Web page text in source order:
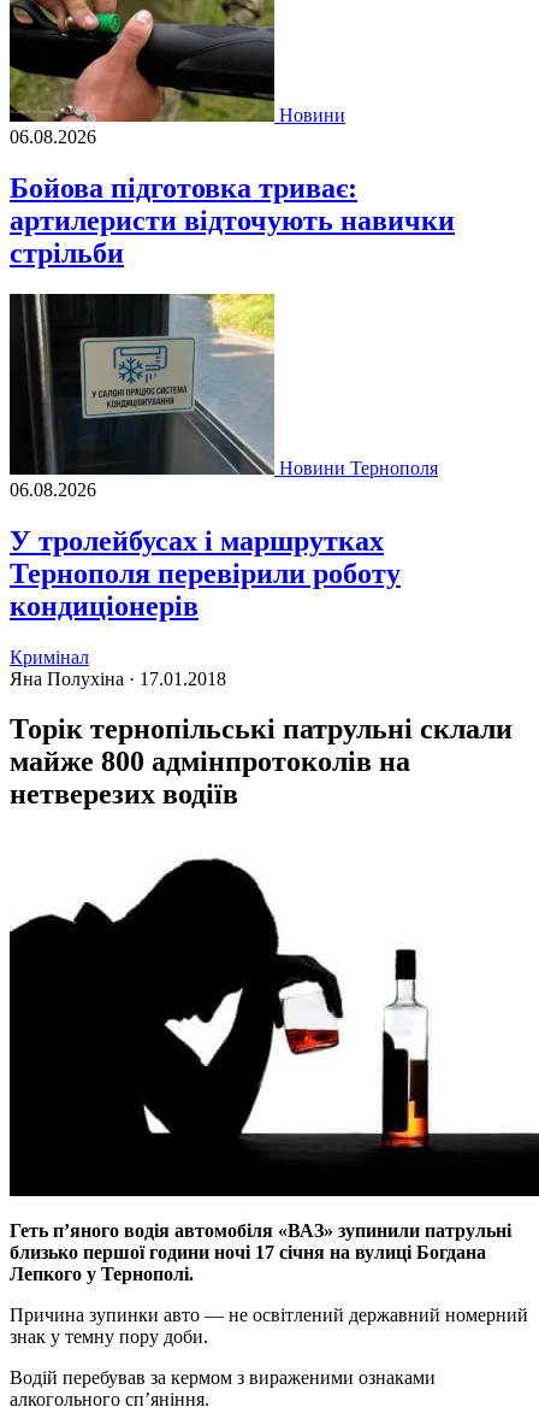
Новини
06.08.2026
Бойова підготовка триває:
артилеристи відточують навички
стрільби
Новини Тернополя
06.08.2026
У тролейбусах і маршрутках
Тернополя перевірили роботу
кондиціонерів
Кримінал
Яна Полухіна · 17.01.2018
Торік тернопільські патрульні склали
майже 800 адмінпротоколів на
нетверезих водіїв
Геть п’яного водія автомобіля «ВАЗ» зупинили патрульні
близько першої години ночі 17 січня на вулиці Богдана
Лепкого у Тернополі.
Причина зупинки авто ― не освітлений державний номерний
знак у темну пору доби.
Водій перебував за кермом з вираженими ознаками
алкогольного сп’яніння.